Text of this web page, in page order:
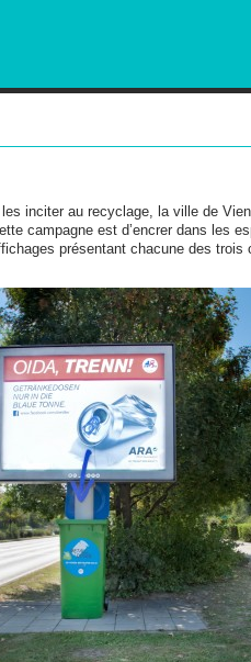
AND OUT OF HOME
inciter au recyclage, la ville de
campagne est d’encrer dans les
présentant chacune des trois